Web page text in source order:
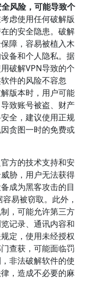
风险，可能导致个
虑使用任何破解版
的安全隐患。破解
障，容易被植入木
备和个人隐私。据
破解VPN导致的个
件的风险不容忽
版本时，用户可能
致账号被盗、财产
全，建议使用正规
贪图一时的免费或
方的技术支持和安
胁，用户无法获得
成为黑客攻击的目
易被窃取。此外，
，可能允许第三方
记录、通讯内容和
定，使用未经授权
查获，可能面临罚
非法破解软件的使
，造成不必要的麻